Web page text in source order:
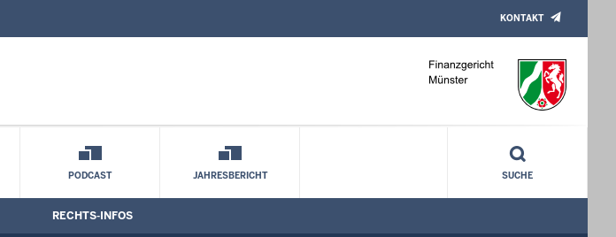
KONTAKT
PODCAST JAHRESBERICHT SUCHE
RECHTS-INFOS